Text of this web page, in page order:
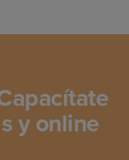
y online